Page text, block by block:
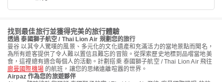
找到最佳旅行並獲得完美的旅行體驗
透過 泰國獅子航空 / Thai Lion Air 規劃您的旅行
曼谷 以其令人驚嘆的風景、多元化的文化遺產和充滿活力的當地景點而聞名，
為所有遊客提供了令人難以置信且難忘的冒險。從探索歷史地標到品嚐當地美
食，這裡總有適合每個人的活動。計劃搭乘 泰國獅子航空 / Thai Lion Air 飛往
廊曼國際機場的航班，讓您的思緒遠離喧囂的世界。
Airpaz 作為您的旅遊夥伴